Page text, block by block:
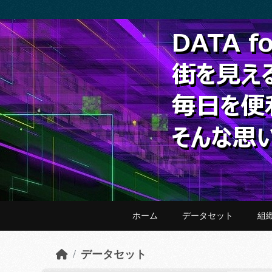
ホーム データセット 組
データセット